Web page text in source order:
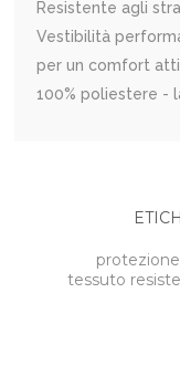
Resistente agli
Vestibilità
per un comfort
100% poliestere -
tessuto